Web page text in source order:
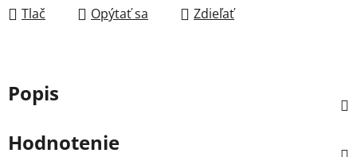
Tlač Opýtať sa Zdieľať
Popis
Hodnotenie